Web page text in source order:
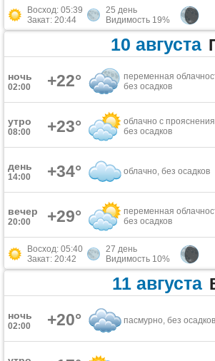
Восход: 05:39
Закат: 20:44
25 день
Видимость 19%
10 августа
ночь
02:00 +22°
переменная
без осадков
утро
08:00 +23°
облачно с
без осадков
день
14:00 +34° облачно, без осадков
вечер
20:00 +29°
переменная
без осадков
Восход: 05:40
Закат: 20:42
27 день
Видимость 10%
11 августа
ночь
02:00 +20° пасмурно, без осадков